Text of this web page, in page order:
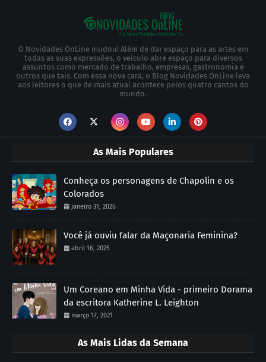
O Novidades OnLine mudou! Além de dar espaço para as artes em
todas as suas expressões, o veículo abre espaço para diversos
assuntos como mercado de trabalho, empresas, gastronomia e
outros que tais. Com essa nova cara, o Blog Novidades OnLine leva
aos leitores o que de mais atual acontece pelos quatro cantos do
mundo.
As Mais Populares
Conheça os personagens de Chapolin e os
Colorados
janeiro 31, 2026
Você já ouviu falar da Maçonaria Feminina?
abril 16, 2025
Um Coreano em Minha Vida - primeiro Dorama
da escritora Katherine L. Leighton
março 17, 2021
As Mais Lidas da Semana